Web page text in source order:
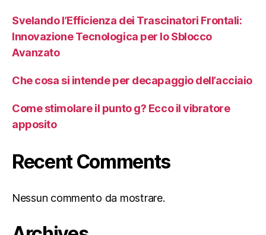
Svelando l’Efficienza dei Trascinatori Frontali:
Innovazione Tecnologica per lo Sblocco
Avanzato
Che cosa si intende per decapaggio dell’acciaio
Come stimolare il punto g? Ecco il vibratore
apposito
Recent Comments
Nessun commento da mostrare.